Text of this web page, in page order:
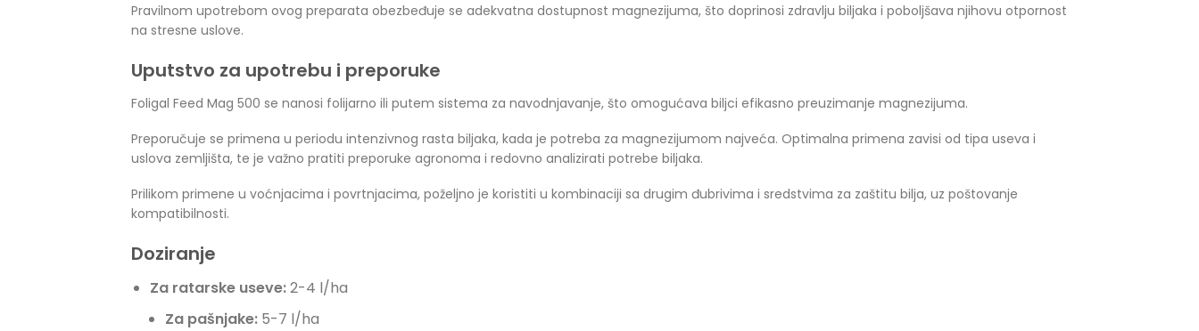
Pravilnom upotrebom ovog preparata obezbeđuje se adekvatna dostupnost magnezijuma, što doprinosi zdravlju biljaka i poboljšava njihovu otpornost
na stresne uslove.
Uputstvo za upotrebu i preporuke
Foligal Feed Mag 500 se nanosi folijarno ili putem sistema za navodnjavanje, što omogućava biljci efikasno preuzimanje magnezijuma.
Preporučuje se primena u periodu intenzivnog rasta biljaka, kada je potreba za magnezijumom najveća. Optimalna primena zavisi od tipa useva i
uslova zemljišta, te je važno pratiti preporuke agronoma i redovno analizirati potrebe biljaka.
Prilikom primene u voćnjacima i povrtnjacima, poželjno je koristiti u kombinaciji sa drugim đubrivima i sredstvima za zaštitu bilja, uz poštovanje
kompatibilnosti.
Doziranje
Za ratarske useve:2-4 l/ha
Za pašnjake: 5-7 l/ha